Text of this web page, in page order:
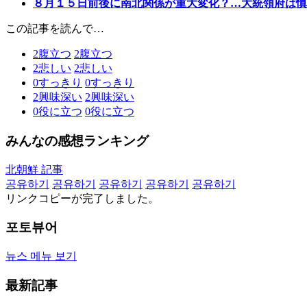
８月１５日前後に南北関係が重大変化？…大統領府は
この記事を読んで…
2腹立つ 2腹立つ
2悲しい 2悲しい
0すっきり 0すっきり
2興味深い 2興味深い
0役に立つ 0役に立つ
みんなの感想ランキング
北朝鮮 記事
공유하기
공유하기 공유하기 공유하기
공유하기
リンクコピーが完了しました。
포토뷰어
뉴스 메뉴 보기
最新記事